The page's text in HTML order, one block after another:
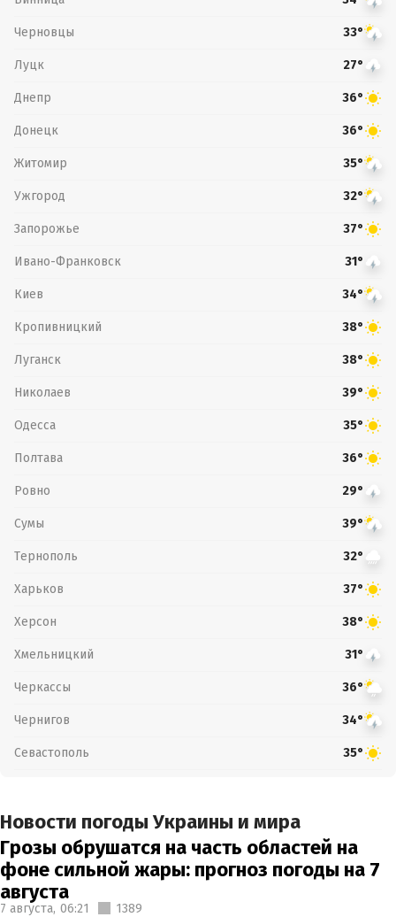
Черновцы 33°
Луцк 27°
Днепр 36°
Донецк 36°
Житомир 35°
Ужгород 32°
Запорожье 37°
Ивано-Франковск 31°
Киев 34°
Кропивницкий 38°
Луганск 38°
Николаев 39°
Одесса 35°
Полтава 36°
Ровно 29°
Сумы 39°
Тернополь 32°
Харьков 37°
Херсон 38°
Хмельницкий 31°
Черкассы 36°
Чернигов 34°
Севастополь 35°
Новости погоды Украины и мира
Грозы обрушатся на часть областей на
фоне сильной жары: прогноз погоды на 7
августа
7 августа, 06:21 1389